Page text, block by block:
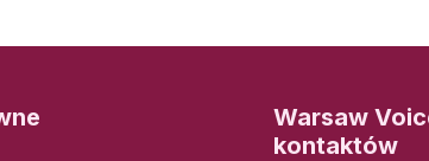
Warsaw
kontaktów